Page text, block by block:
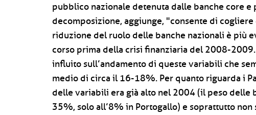
pubblico nazionale detenuta dalle banche core e
decomposizione, aggiunge, "consente di
riduzione del ruolo delle banche nazionali è più
corso prima della crisi finanziaria del 2008-
influito sull’andamento di queste variabili che
medio di circa il 16-18%. Per quanto riguarda i
delle variabili era già alto nel 2004 (il peso delle
35%, solo all’8% in Portogallo) e soprattutto non